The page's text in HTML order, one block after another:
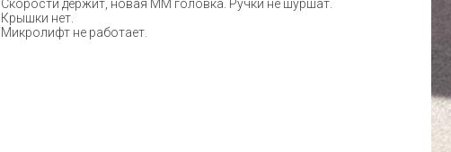
Скорости держит, новая ММ головка. Ручки не шуршат.
Крышки нет.
Микролифт не работает.